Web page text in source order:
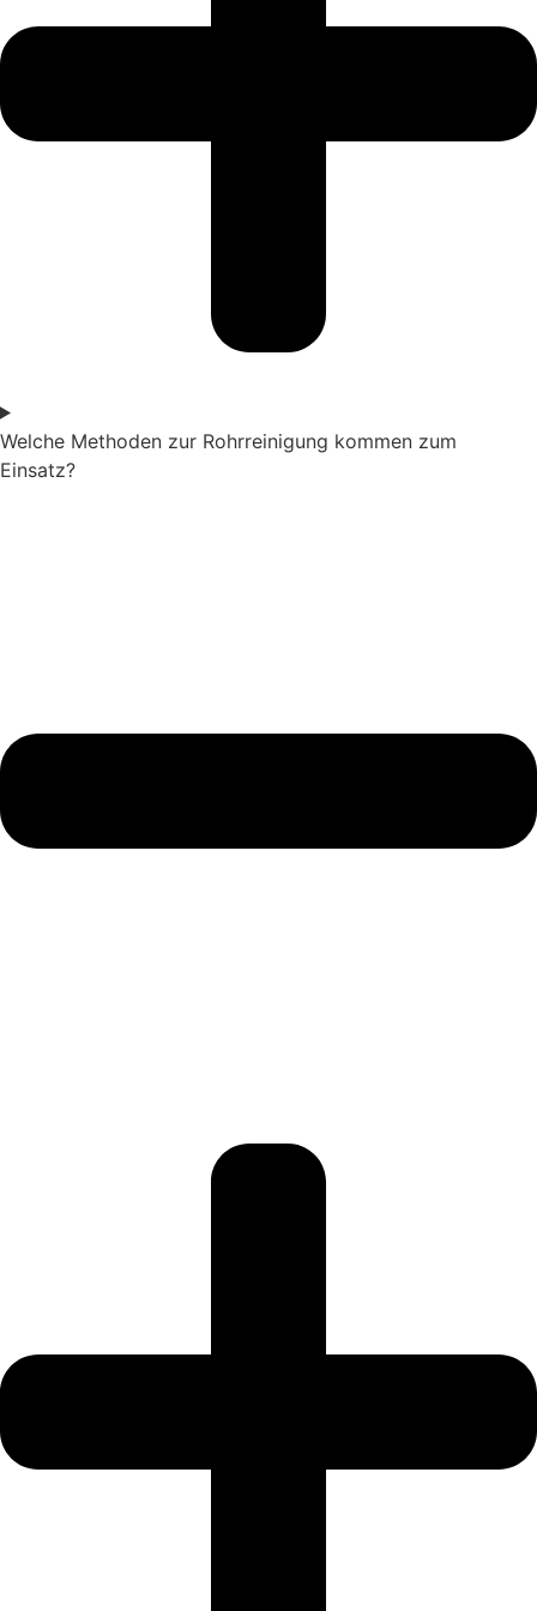
Welche Methoden zur Rohrreinigung kommen zum
Einsatz?